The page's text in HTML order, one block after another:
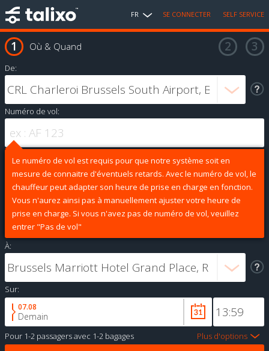
FR SE CONNECTER SELF SERVICE
Où & Quand
De:
Numéro de vol:
Le numéro de vol est requis pour que notre système soit en
mesure de connaitre d'éventuels retards. Avec le numéro de vol, le
chauffeur peut adapter son heure de prise en charge en fonction.
Vous n'aurez ainsi pas à manuellement ajuster votre heure de
prise en charge. Si vous n'avez pas de numéro de vol, veuillez
entrer "Pas de vol"
À:
Sur:
07.08
Demain
Pour 1-2 passagersavec 1-2 bagages Plus d'options